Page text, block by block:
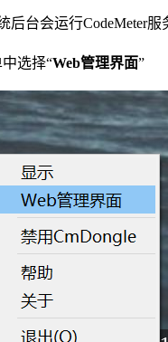
台会运行CodeMeter服
选择“Web管理界面”